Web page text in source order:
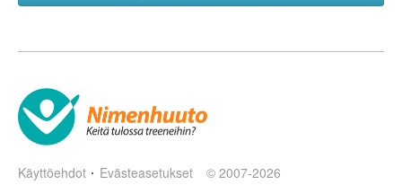
Käyttöehdot Evästeasetukset © 2007-2026